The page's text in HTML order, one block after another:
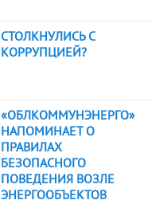
СТОЛКНУЛИСЬ С
КОРРУПЦИЕЙ?
«ОБЛКОММУНЭНЕРГО»
НАПОМИНАЕТ О
ПРАВИЛАХ
БЕЗОПАСНОГО
ПОВЕДЕНИЯ ВОЗЛЕ
ЭНЕРГООБЪЕКТОВ